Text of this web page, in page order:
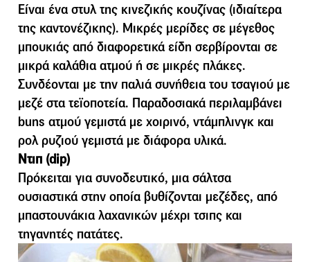
Είναι ένα στυλ της κινεζικής κουζίνας (ιδιαίτερα
της καντονέζικης). Μικρές µερίδες σε µέγεθος
µπουκιάς από διαφορετικά είδη σερβίρονται σε
µικρά καλάθια ατµού ή σε µικρές πλάκες.
Συνδέονται µε την παλιά συνήθεια του τσαγιού µε
µεζέ στα τεϊοποτεία. Παραδοσιακά περιλαµβάνει
buns ατµού γεµιστά µε χοιρινό, ντάµπλινγκ και
ρολ ρυζιού γεµιστά µε διάφορα υλικά.
Ντιπ (dip)
Πρόκειται για συνοδευτικό, µια σάλτσα
ουσιαστικά στην οποία βυθίζονται µεζέδες, από
µπαστουνάκια λαχανικών µέχρι τσιπς και
τηγανητές πατάτες.